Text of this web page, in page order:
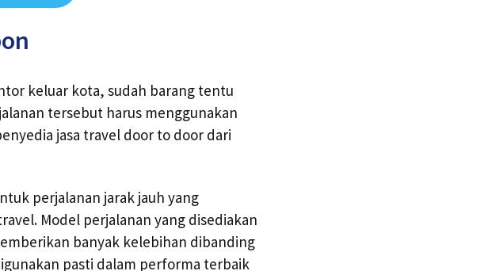
keluar kota, sudah barang tentu
tersebut harus menggunakan
jasa travel door to door dari
perjalanan jarak jauh yang
Model perjalanan yang disediakan
banyak kelebihan dibanding
pasti dalam performa terbaik